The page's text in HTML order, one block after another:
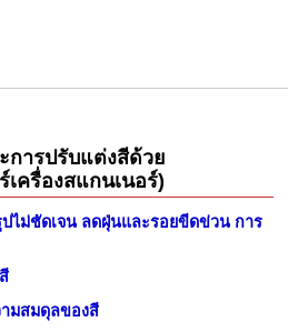
การปรับแต่งสีด้วย
เครื่องสแกนเนอร์)
ไม่ชัดเจน ลดฝุ่นและรอยขีดข่วน การ
มสมดุลของสี